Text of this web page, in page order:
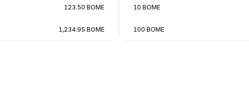
123.50 BOME
1,234.95 BOME
10 BOME
100 BOME